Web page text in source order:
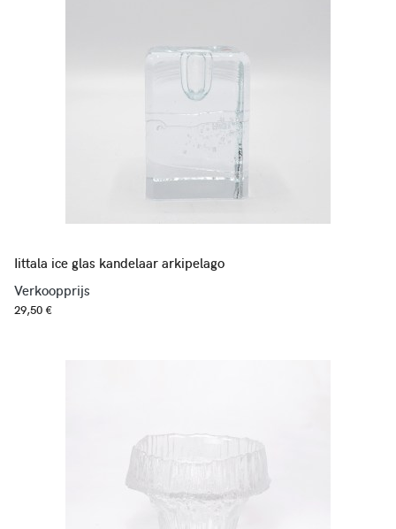
Iittala ice glas kandelaar arkipelago
Verkoopprijs
29,50 €